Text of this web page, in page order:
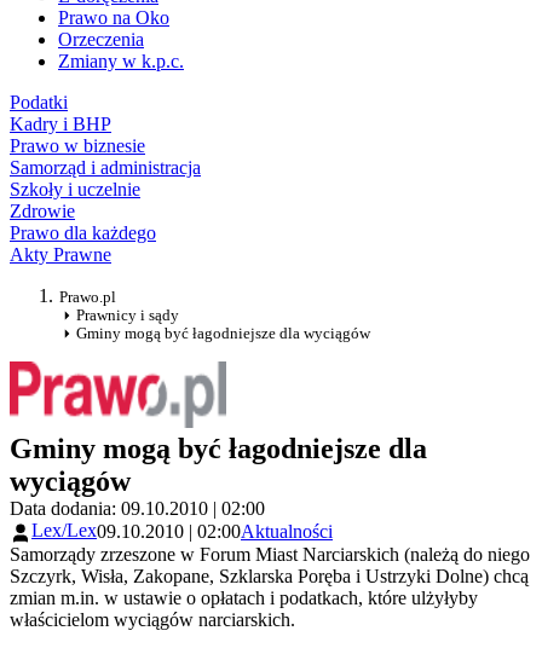
Prawo na Oko
Orzeczenia
Zmiany w k.p.c.
Podatki
Kadry i BHP
Prawo w biznesie
Samorząd i administracja
Szkoły i uczelnie
Zdrowie
Prawo dla każdego
Akty Prawne
Prawo.pl
Prawnicy i sądy
Gminy mogą być łagodniejsze dla wyciągów
Gminy mogą być łagodniejsze dla
wyciągów
Data dodania: 09.10.2010 | 02:00
Lex/Lex09.10.2010 | 02:00Aktualności
Samorządy zrzeszone w Forum Miast Narciarskich (należą do niego
Szczyrk, Wisła, Zakopane, Szklarska Poręba i Ustrzyki Dolne) chcą
zmian m.in. w ustawie o opłatach i podatkach, które ulżyłyby
właścicielom wyciągów narciarskich.